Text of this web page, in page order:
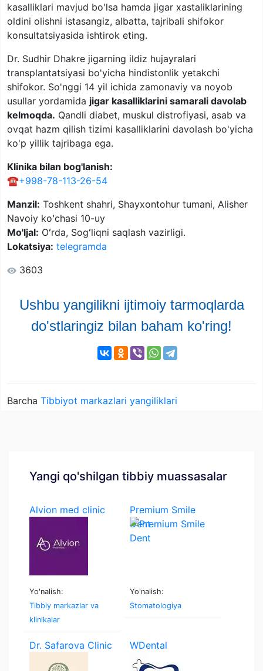
kasalliklari mavjud bo'lsa hamda jigar xastaliklarining
oldini olishni istasangiz, albatta, tajribali shifokor
konsultatsiyasida ishtirok eting.
Dr. Sudhir Dhakre jigarning ildiz hujayralari
transplantatsiyasi bo'yicha hindistonlik yetakchi
shifokor. So'nggi 14 yil ichida zamonaviy va noyob
usullar yordamida jigar kasalliklarini samarali davolab
kelmoqda. Qandli diabet, muskul distrofiyasi, asab va
ovqat hazm qilish tizimi kasalliklarini davolash bo'yicha
ko'p yillik tajribaga ega.
Klinika bilan bog'lanish:
☎️+998-78-113-26-54
Manzil: Toshkent shahri, Shayxontohur tumani, Alisher
Navoiy koʻchasi 10-uy
Mo'ljal: Oʻrda, Sogʻliqni saqlash vazirligi.
Lokatsiya: telegramda
3603
Ushbu yangilikni ijtimoiy tarmoqlarda
do'stlaringiz bilan baham ko'ring!
Barcha Tibbiyot markazlari yangiliklari
Yangi qo'shilgan tibbiy muassasalar
Alvion med clinic
Yo'nalish:
Tibbiy markazlar va
klinikalar
Premium Smile
Dent
Yo'nalish:
Stomatologiya
Dr. Safarova Clinic WDental